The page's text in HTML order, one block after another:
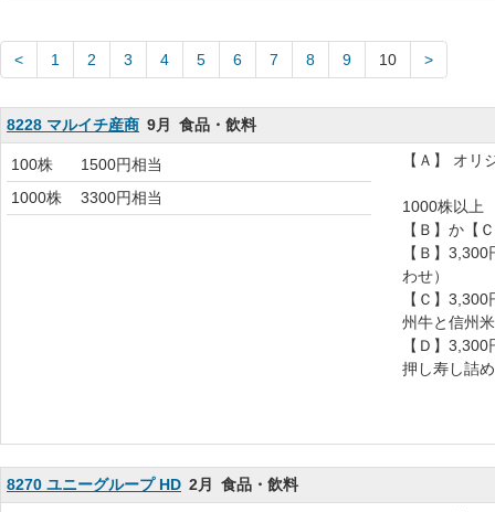
1 2 3 4 5 6 7 8 9 10
8228 マルイチ産商 9月 食品・飲料
100株
1500円相当
1000株
3300円相当
【Ａ】 オリ
1000株以上
【Ｂ】か【
【Ｂ】
わせ）
【Ｃ】
州牛と信州
【Ｄ】
押し寿し詰
8270 ユニーグループ HD 2月 食品・飲料